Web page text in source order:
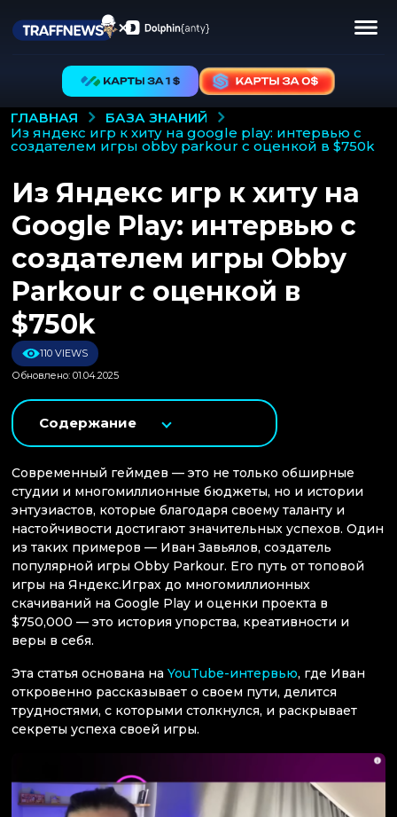
ГЛАВНАЯ
БАЗА ЗНАНИЙ
из яндекс игр к хиту на google play: интервью с
создателем игры obby parkour с оценкой в $750k
Из Яндекс игр к хиту на
Google Play: интервью с
создателем игры Obby
Parkour с оценкой в
$750k
110 VIEWS
Обновлено: 01.04.2025
Содержание
Современный геймдев — это не только обширные
студии и многомиллионные бюджеты, но и истории
энтузиастов, которые благодаря своему таланту и
настойчивости достигают значительных успехов. Один
из таких примеров — Иван Завьялов, создатель
популярной игры Obby Parkour. Его путь от топовой
игры на Яндекс.Играх до многомиллионных
скачиваний на Google Play и оценки проекта в
$750,000 — это история упорства, креативности и
веры в себя.
Эта статья основана на YouTube-интервью, где Иван
откровенно рассказывает о своем пути, делится
трудностями, с которыми столкнулся, и раскрывает
секреты успеха своей игры.